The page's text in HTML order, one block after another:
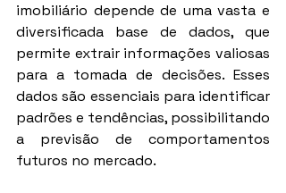
imobiliário depende de uma vasta e
diversificada base de dados, que
permite extrair informações valiosas
para a tomada de decisões. Esses
dados são essenciais para identificar
padrões e tendências, possibilitando
a previsão de comportamentos
futuros no mercado.